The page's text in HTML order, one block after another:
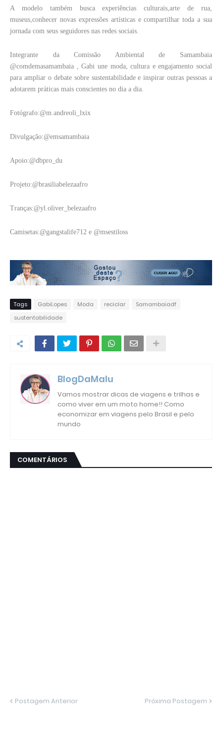
A modelo também busca experiências culturais,arte de rua,
museus,conhecer novas expressões artísticas e compartilhar toda a sua
jornada com seus seguidores nas redes sociais.
Integrante da Comissão Ambiental de Samambaia
@comdemasamambaia , Gabi une moda, cultura e engajamento social
para ampliar o debate sobre sustentabilidade e inspirar outras pessoas a
adotarem práticas mais conscientes no dia a dia.
Fotógrafo:@m.andreoli_lxix
Divulgação:@emsamambaia
Apoio:@dbpro_du
Projeto:@brasiliabelezaafro
Tranças:@yl.oliver_belezaafro
Camisetas:@gangstalife712 e @msestiloss
Tags GabiLopes Moda reciclar
Samambaiadf
sustentabilidade
BlogDaMalu
Vamos mostrar dicas de viagens e trilhas e
como viver em um moto home!! Como
economizar em viagens pelo Brasil e pelo
mundo
COMENTÁRIOS
Postagem Anterior Próxima Postagem